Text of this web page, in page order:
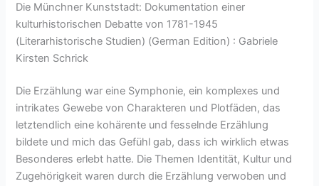
Die Münchner Kunststadt: Dokumentation einer
kulturhistorischen Debatte von 1781-1945
(Literarhistorische Studien) (German Edition) : Gabriele
Kirsten Schrick
Die Erzählung war eine Symphonie, ein komplexes und
intrikates Gewebe von Charakteren und Plotfäden, das
letztendlich eine kohärente und fesselnde Erzählung
bildete und mich das Gefühl gab, dass ich wirklich etwas
Besonderes erlebt hatte. Die Themen Identität, Kultur und
Zugehörigkeit waren durch die Erzählung verwoben und